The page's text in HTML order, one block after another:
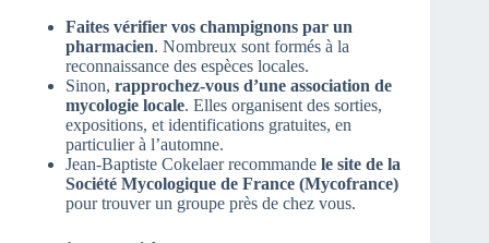
Faites vérifier vos champignons par un
pharmacien. Nombreux sont formés à la
reconnaissance des espèces locales.
Sinon, rapprochez-vous d’une association de
mycologie locale. Elles organisent des sorties,
expositions, et identifications gratuites, en
particulier à l’automne.
Jean-Baptiste Cokelaer recommande le site de la
Société Mycologique de France (Mycofrance)
pour trouver un groupe près de chez vous.